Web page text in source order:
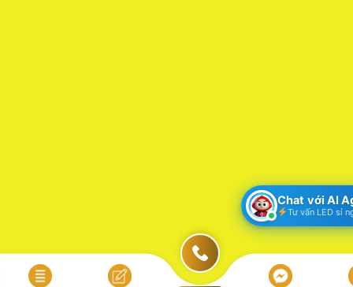
Chat với AI
Tư vấn LED sỉ